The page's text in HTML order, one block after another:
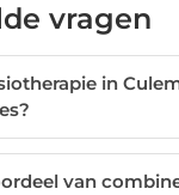
vragen
in
van